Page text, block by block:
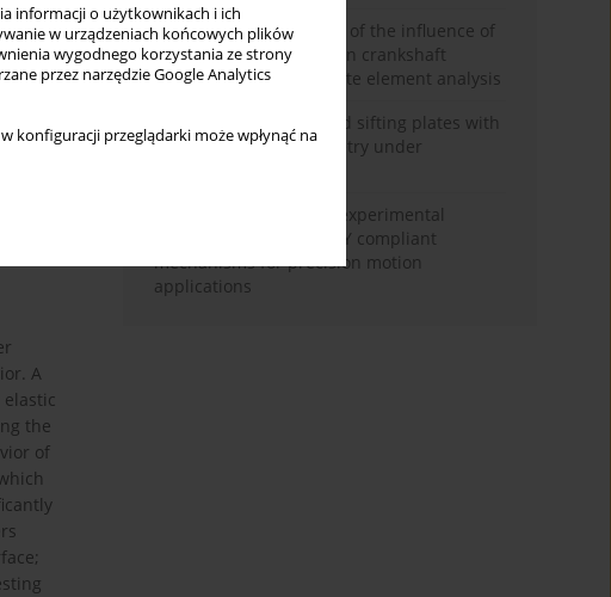
informacji o użytkownikach i ich
w urządzeniach końcowych plików
wygodnego korzystania ze strony
przez narzędzie Google Analytics
konfiguracji przeglądarki może wpłynąć na
A
the
of
Numerical investigation of the influence of
geometric parameters on crankshaft
fatigue failure using finite element analysis
Service life of perforated sifting plates with
holes of complex geometry under
Design, numerical and experimental
investigation of linear XY compliant
mechanisms for precision motion
applications